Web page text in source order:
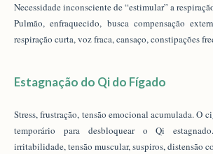
Necessidade inconsciente de “estimular” a
Pulmão, enfraquecido, busca compensação
respiração curta, voz fraca, cansaço, constipações
Estagnação do Qi do Fígado
Stress, frustração, tensão emocional acumulada. O
temporário para desbloquear o Qi
irritabilidade, tensão muscular, suspiros, distensão